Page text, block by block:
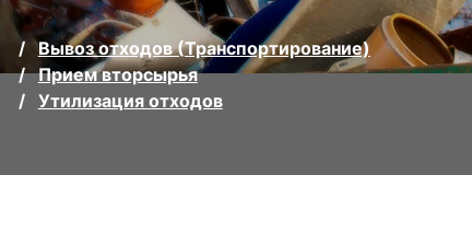
Вывоз отходов (Транспортирование)
Прием вторсырья
Утилизация отходов